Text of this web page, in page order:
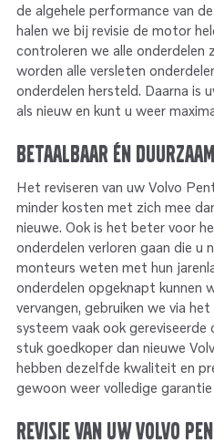
de algehele performance van
halen we bij revisie de motor
controleren we alle onderdelen
worden alle versleten
onderdelen hersteld. Daarna is
als nieuw en kunt u weer
Betaalbaar én
Het reviseren van uw Volvo
minder kosten met zich mee
nieuwe. Ook is het beter voor
onderdelen verloren gaan die u
monteurs weten met hun
onderdelen opgeknapt kunnen
vervangen, gebruiken we via
systeem vaak ook
stuk goedkoper dan nieuwe
hebben dezelfde kwaliteit en
gewoon weer volledige
Revisie van uw Volvo